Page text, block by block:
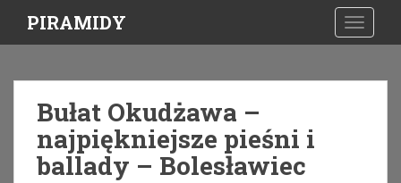
i
PIRAMIDY
Bułat Okudżawa –
najpiękniejsze pieśni i
ballady – Bolesławiec